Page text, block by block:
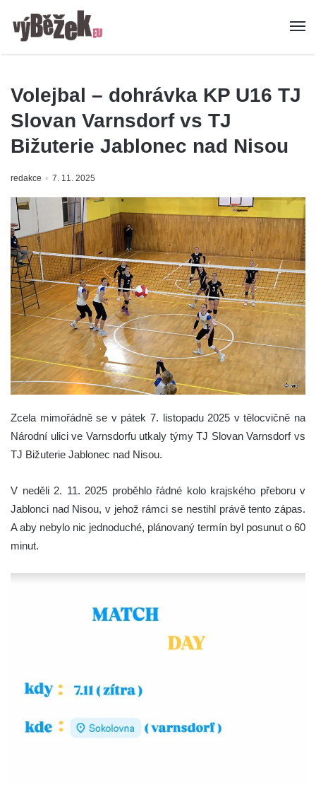
Volejbal – dohrávka KP U16 TJ
Slovan Varnsdorf vs TJ
Bižuterie Jablonec nad Nisou
redakce 7. 11. 2025
Zcela mimořádně se v pátek 7. listopadu 2025 v tělocvičně na
Národní ulici ve Varnsdorfu utkaly týmy TJ Slovan Varnsdorf vs
TJ Bižuterie Jablonec nad Nisou.
V neděli 2. 11. 2025 proběhlo řádné kolo krajského přeboru v
Jablonci nad Nisou, v jehož rámci se nestihl právě tento zápas.
A aby nebylo nic jednoduché, plánovaný termín byl posunut o 60
minut.